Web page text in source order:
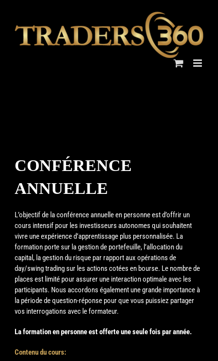
content
CONFÉRENCE
ANNUELLE
L’objectif de la conférence annuelle en personne est d’offrir un
cours intensif pour les investisseurs autonomes qui souhaitent
vivre une expérience d’apprentissage plus personnalisée. La
formation porte sur la gestion de portefeuille, l’allocation du
capital, la gestion du risque par rapport aux opérations de
day/swing trading sur les actions cotées en bourse. Le nombre de
places est limité pour assurer une interaction optimale avec les
participants. Nous accordons également une grande importance à
la période de question-réponse pour que vous puissiez partager
vos interrogations avec le formateur.
La formation en personne est offerte une seule fois par année.
Contenu du cours: